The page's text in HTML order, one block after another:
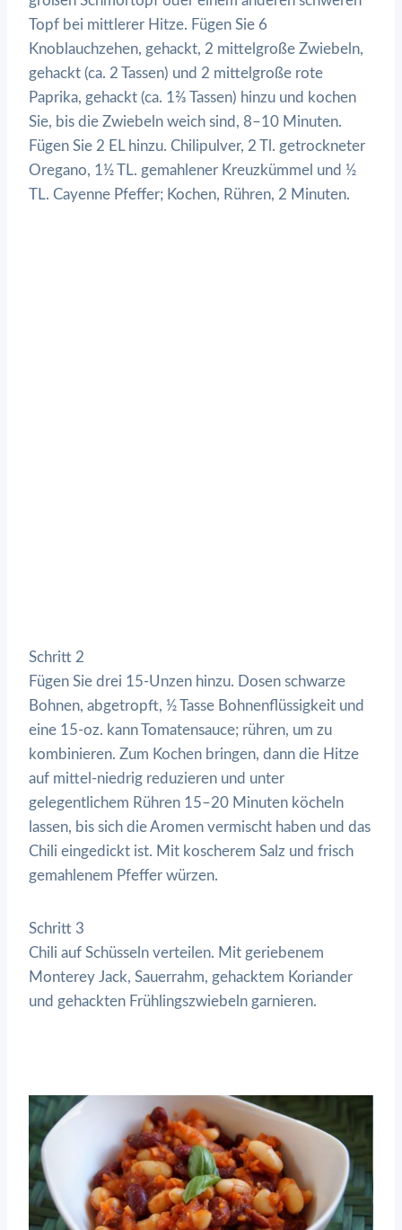
Topf bei mittlerer Hitze. Fügen Sie 6
Knoblauchzehen, gehackt, 2 mittelgroße Zwiebeln,
gehackt (ca. 2 Tassen) und 2 mittelgroße rote
Paprika, gehackt (ca. 1⅔ Tassen) hinzu und kochen
Sie, bis die Zwiebeln weich sind, 8–10 Minuten.
Fügen Sie 2 EL hinzu. Chilipulver, 2 Tl. getrockneter
Oregano, 1½ TL. gemahlener Kreuzkümmel und ½
TL. Cayenne Pfeffer; Kochen, Rühren, 2 Minuten.
Schritt 2
Fügen Sie drei 15-Unzen hinzu. Dosen schwarze
Bohnen, abgetropft, ½ Tasse Bohnenflüssigkeit und
eine 15-oz. kann Tomatensauce; rühren, um zu
kombinieren. Zum Kochen bringen, dann die Hitze
auf mittel-niedrig reduzieren und unter
gelegentlichem Rühren 15–20 Minuten köcheln
lassen, bis sich die Aromen vermischt haben und das
Chili eingedickt ist. Mit koscherem Salz und frisch
gemahlenem Pfeffer würzen.
Schritt 3
Chili auf Schüsseln verteilen. Mit geriebenem
Monterey Jack, Sauerrahm, gehacktem Koriander
und gehackten Frühlingszwiebeln garnieren.